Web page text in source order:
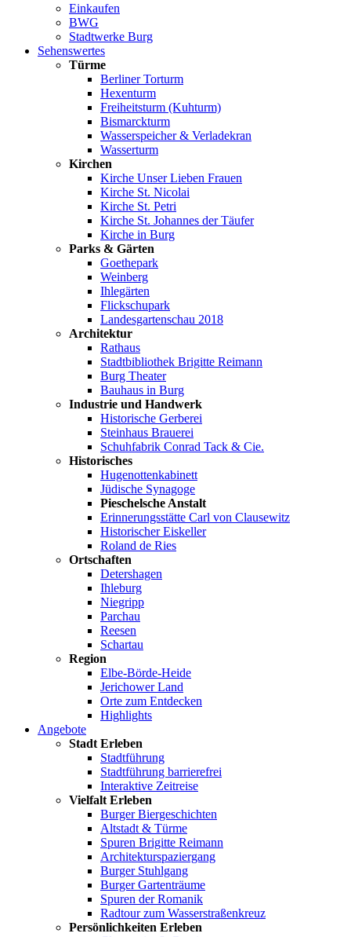
Einkaufen
BWG
Stadtwerke Burg
Sehenswertes
Türme
Berliner Torturm
Hexenturm
Freiheitsturm (Kuhturm)
Bismarckturm
Wasserspeicher & Verladekran
Wasserturm
Kirchen
Kirche Unser Lieben Frauen
Kirche St. Nicolai
Kirche St. Petri
Kirche St. Johannes der Täufer
Kirche in Burg
Parks & Gärten
Goethepark
Weinberg
Ihlegärten
Flickschupark
Landesgartenschau 2018
Architektur
Rathaus
Stadtbibliothek Brigitte Reimann
Burg Theater
Bauhaus in Burg
Industrie und Handwerk
Historische Gerberei
Steinhaus Brauerei
Schuhfabrik Conrad Tack & Cie.
Historisches
Hugenottenkabinett
Jüdische Synagoge
Pieschelsche Anstalt
Erinnerungsstätte Carl von Clausewitz
Historischer Eiskeller
Roland de Ries
Ortschaften
Detershagen
Ihleburg
Niegripp
Parchau
Reesen
Schartau
Region
Elbe-Börde-Heide
Jerichower Land
Orte zum Entdecken
Highlights
Angebote
Stadt Erleben
Stadtführung
Stadtführung barrierefrei
Interaktive Zeitreise
Vielfalt Erleben
Burger Biergeschichten
Altstadt & Türme
Spuren Brigitte Reimann
Architekturspaziergang
Burger Stuhlgang
Burger Gartenträume
Spuren der Romanik
Radtour zum Wasserstraßenkreuz
Persönlichkeiten Erleben